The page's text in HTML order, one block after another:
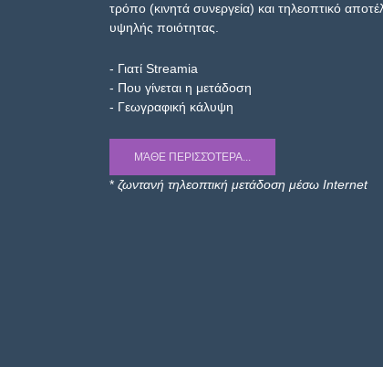
τρόπο (κινητά συνεργεία) και τηλεοπτικό
υψηλής ποιότητας.
- Γιατί Streamia
- Που γίνεται η μετάδοση
- Γεωγραφική κάλυψη
ΜΆΘΕ ΠΕΡΙΣΣΌΤΕΡΑ...
* ζωντανή τηλεοπτική μετάδοση μέσω Internet